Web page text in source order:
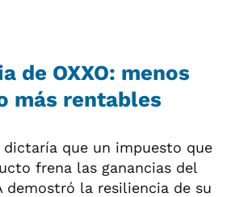
de OXXO: menos
más rentables
que un impuesto que
frena las ganancias del
demostró la resiliencia de su